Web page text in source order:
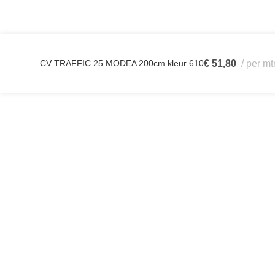
CV TRAFFIC 25 MODEA 200cm kleur 610€ 51,80 per